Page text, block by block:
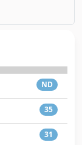
ND
35
31